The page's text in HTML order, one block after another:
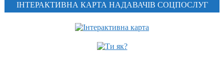
ІНТЕРАКТИВНА КАРТА НАДАВАЧІВ СОЦПОСЛУГ